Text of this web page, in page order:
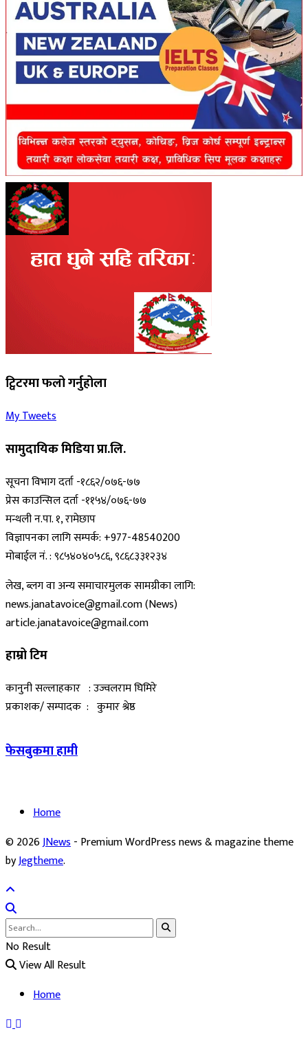
ट्विटरमा फलो गर्नुहोला
My Tweets
सामुदायिक मिडिया प्रा.लि.
सूचना विभाग दर्ता -१८६२/०७६-७७
प्रेस काउन्सिल दर्ता -११५४/०७६-७७
मन्थली न.पा. १, रामेछाप
विज्ञापनका लागि सम्पर्क: +977-48540200
मोबाईल नं. : ९८५४०४०५८६, ९८६८३३१२३४
लेख, ब्लग वा अन्य समाचारमुलक सामग्रीका लागि:
news.janatavoice@gmail.com (News)
article.janatavoice@gmail.com
हाम्रो टिम
कानुनी सल्लाहकार : उज्वलराम घिमिरे
प्रकाशक/ सम्पादक : कुमार श्रेष्ठ
फेसबुकमा हामी
Home
© 2026JNews- Premium WordPress news & magazine theme
byJegtheme.
No Result
View All Result
Home